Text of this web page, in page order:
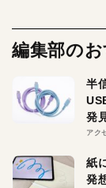
編集部の
半
発
アク
紙
発